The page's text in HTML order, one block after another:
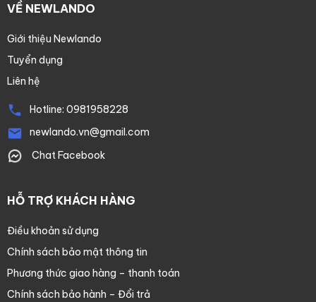
VỀ NEWLANDO
Giới thiệu Newlando
Tuyển dụng
Liên hệ
Hotline: 0981958228
newlando.vn@gmail.com
Chat Facebook
HỖ TRỢ KHÁCH HÀNG
Điều khoản sử dụng
Chính sách bảo mật thông tin
Phương thức giao hàng – thanh toán
Chính sách bảo hành – Đổi trả